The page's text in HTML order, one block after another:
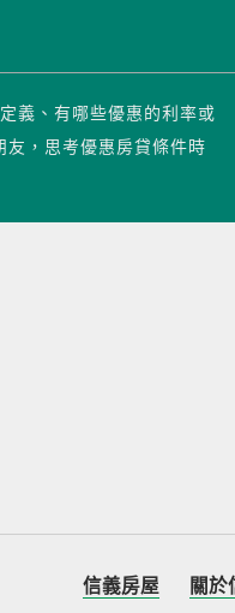
義、有哪些優惠的利率或
，思考優惠房貸條件時
信義房屋
關於